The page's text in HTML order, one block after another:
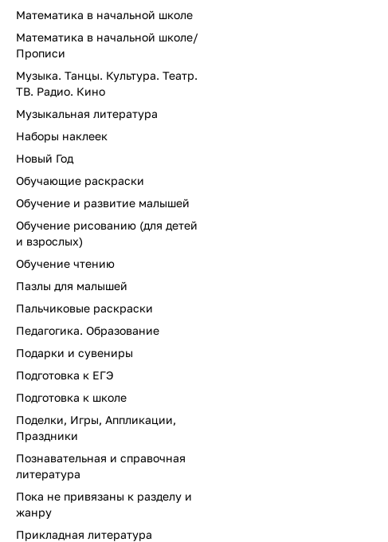
Математика в начальной школе
Математика в начальной школе/
Прописи
Музыка. Танцы. Культура. Театр.
ТВ. Радио. Кино
Музыкальная литература
Наборы наклеек
Новый Год
Обучающие раскраски
Обучение и развитие малышей
Обучение рисованию (для детей
и взрослых)
Обучение чтению
Пазлы для малышей
Пальчиковые раскраски
Педагогика. Образование
Подарки и сувениры
Подготовка к ЕГЭ
Подготовка к школе
Поделки, Игры, Аппликации,
Праздники
Познавательная и справочная
литература
Пока не привязаны к разделу и
жанру
Прикладная литература